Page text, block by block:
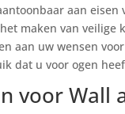
aan
maken van veilige
aan uw wensen
dat u voor ogen
voor Wall